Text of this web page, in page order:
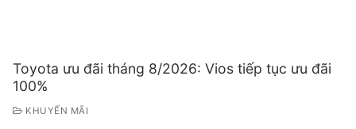
Toyota ưu đãi tháng 8/2026: Vios tiếp tục ưu đãi
100%
KHUYẾN MÃI